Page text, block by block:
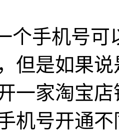
个手机号可
但是如果
一家淘宝
机号开通